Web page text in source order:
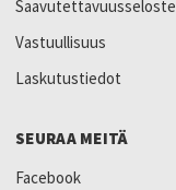
Saavutettavuusseloste
Vastuullisuus
Laskutustiedot
SEURAA MEITÄ
Facebook